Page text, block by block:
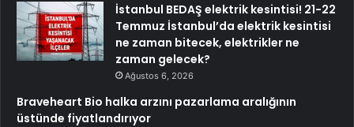
İstanbul BEDAŞ elektrik kesintisi! 21-22
Temmuz İstanbul’da elektrik kesintisi
ne zaman bitecek, elektrikler ne
zaman gelecek?
Ağustos 6, 2026
Braveheart Bio halka arzını pazarlama aralığının
üstünde fiyatlandırıyor